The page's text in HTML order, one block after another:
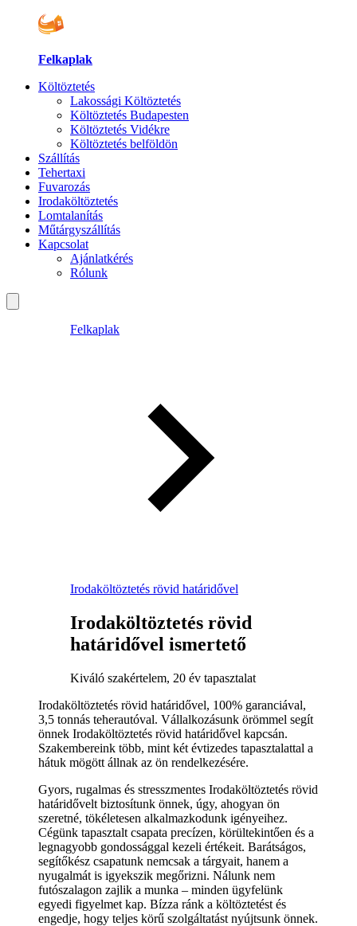
Felkaplak
Költöztetés
Lakossági Költöztetés
Költöztetés Budapesten
Költöztetés Vidékre
Költöztetés belföldön
Szállítás
Tehertaxi
Fuvarozás
Irodaköltöztetés
Lomtalanítás
Műtárgyszállítás
Kapcsolat
Ajánlatkérés
Rólunk
Felkaplak
Irodaköltöztetés rövid határidővel
Irodaköltöztetés rövid
határidővel ismertető
Kiváló szakértelem, 20 év tapasztalat
Irodaköltöztetés rövid határidővel, 100% garanciával,
3,5 tonnás teherautóval. Vállalkozásunk örömmel segít
önnek Irodaköltöztetés rövid határidővel kapcsán.
Szakembereink több, mint két évtizedes tapasztalattal a
hátuk mögött állnak az ön rendelkezésére.
Gyors, rugalmas és stresszmentes Irodaköltöztetés rövid
határidővelt biztosítunk önnek, úgy, ahogyan ön
szeretné, tökéletesen alkalmazkodunk igényeihez.
Cégünk tapasztalt csapata precízen, körültekintően és a
legnagyobb gondossággal kezeli értékeit. Barátságos,
segítőkész csapatunk nemcsak a tárgyait, hanem a
nyugalmát is igyekszik megőrizni. Nálunk nem
futószalagon zajlik a munka – minden ügyfelünk
egyedi figyelmet kap. Bízza ránk a költöztetést és
engedje, hogy teljes körű szolgáltatást nyújtsunk önnek.